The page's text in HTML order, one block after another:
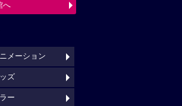
へ
メーション
ズ
ー